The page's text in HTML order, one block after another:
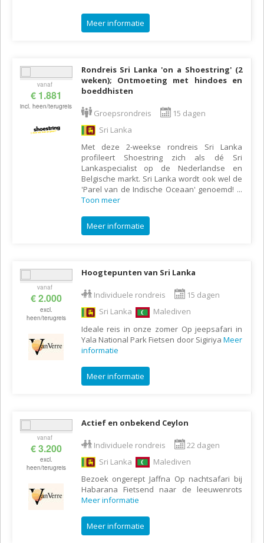
Meer informatie
vanaf
€ 1.881
incl. heen/terugreis
Rondreis Sri Lanka 'on a Shoestring' (2
weken); Ontmoeting met hindoes en
boeddhisten
Groepsrondreis
15 dagen
Sri Lanka
Met deze 2-weekse rondreis Sri Lanka
profileert Shoestring zich als dé Sri
Lankaspecialist op de Nederlandse en
Belgische markt. Sri Lanka wordt ook wel de
'Parel van de Indische Oceaan' genoemd! ...
Toon meer
Meer informatie
vanaf
€ 2.000
excl.
heen/terugreis
Hoogtepunten van Sri Lanka
Individuele rondreis
15 dagen
Sri Lanka
Malediven
Ideale reis in onze zomer Op jeepsafari in
Yala National Park Fietsen door Sigiriya Meer
informatie
Meer informatie
vanaf
€ 3.200
excl.
heen/terugreis
Actief en onbekend Ceylon
Individuele rondreis
22 dagen
Sri Lanka
Malediven
Bezoek ongerept Jaffna Op nachtsafari bij
Habarana Fietsend naar de leeuwenrots
Meer informatie
Meer informatie